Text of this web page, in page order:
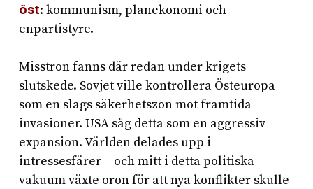
öst: kommunism, planekonomi och
enpartistyre.
Misstron fanns där redan under krigets
slutskede. Sovjet ville kontrollera Östeuropa
som en slags säkerhetszon mot framtida
invasioner. USA såg detta som en aggressiv
expansion. Världen delades upp i
intressesfärer – och mitt i detta politiska
vakuum växte oron för att nya konflikter skulle